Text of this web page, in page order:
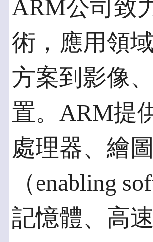
ARM公司致
術，應用領
方案到影像
置。ARM提
處理器、繪
（enabling
記憶體、高